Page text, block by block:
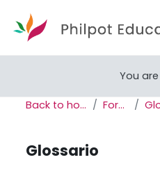
You
Back to home Forum
Glossario